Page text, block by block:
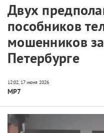
Двух
пособников
мошенников
Петербурге
МР7